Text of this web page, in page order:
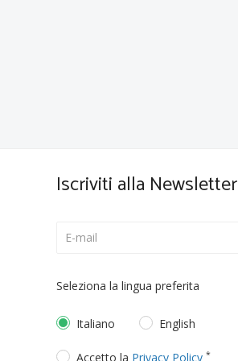
Iscriviti alla Newsletter
Seleziona la lingua preferita
Italiano English
Accetto la Privacy Policy *